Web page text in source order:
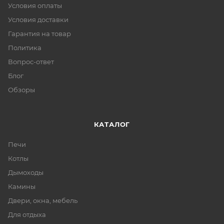
Условия оплаты
Условия доставки
Гарантия на товар
Политика
Вопрос-ответ
Блог
Обзоры
КАТАЛОГ
Печи
Котлы
Дымоходы
Камины
Двери, окна, мебель
Для отдыха